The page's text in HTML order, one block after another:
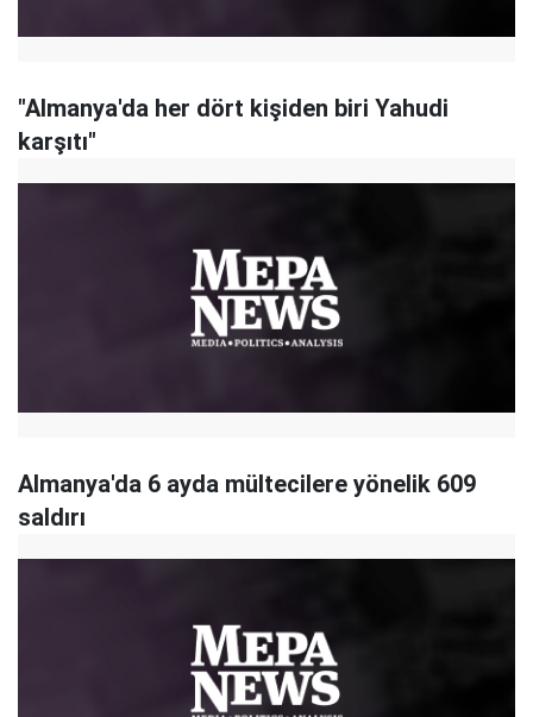
"Almanya'da her dört kişiden biri Yahudi
karşıtı"
Almanya'da 6 ayda mültecilere yönelik 609
saldırı